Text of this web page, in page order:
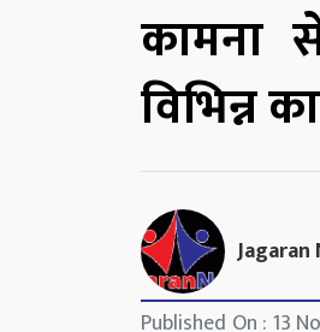
कामना
विभिन्न
Jagaran
Published On : 13